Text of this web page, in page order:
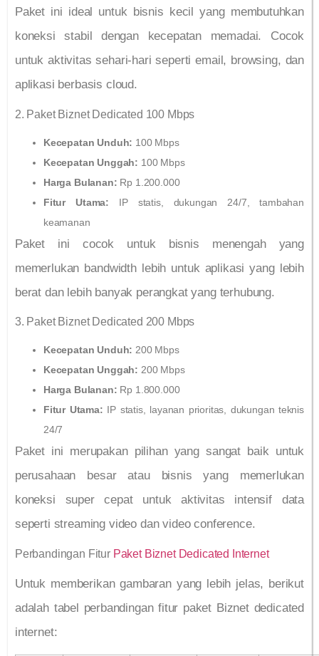
Paket ini ideal untuk bisnis kecil yang membutuhkan
koneksi stabil dengan kecepatan memadai. Cocok
untuk aktivitas sehari-hari seperti email, browsing, dan
aplikasi berbasis cloud.
2. Paket Biznet Dedicated 100 Mbps
Kecepatan Unduh: 100 Mbps
Kecepatan Unggah: 100 Mbps
Harga Bulanan: Rp 1.200.000
Fitur Utama: IP statis, dukungan 24/7, tambahan
keamanan
Paket ini cocok untuk bisnis menengah yang
memerlukan bandwidth lebih untuk aplikasi yang lebih
berat dan lebih banyak perangkat yang terhubung.
3. Paket Biznet Dedicated 200 Mbps
Kecepatan Unduh: 200 Mbps
Kecepatan Unggah: 200 Mbps
Harga Bulanan: Rp 1.800.000
Fitur Utama: IP statis, layanan prioritas, dukungan teknis
24/7
Paket ini merupakan pilihan yang sangat baik untuk
perusahaan besar atau bisnis yang memerlukan
koneksi super cepat untuk aktivitas intensif data
seperti streaming video dan video conference.
Perbandingan Fitur Paket Biznet Dedicated Internet
Untuk memberikan gambaran yang lebih jelas, berikut
adalah tabel perbandingan fitur paket Biznet dedicated
internet: